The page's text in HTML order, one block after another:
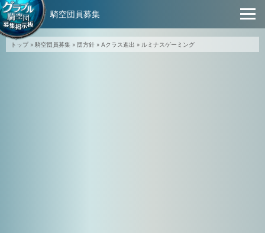
トップ» 騎空団員募集 » 団方針 » Aクラス進出 » ルミナスゲーミング
騎空団員募集